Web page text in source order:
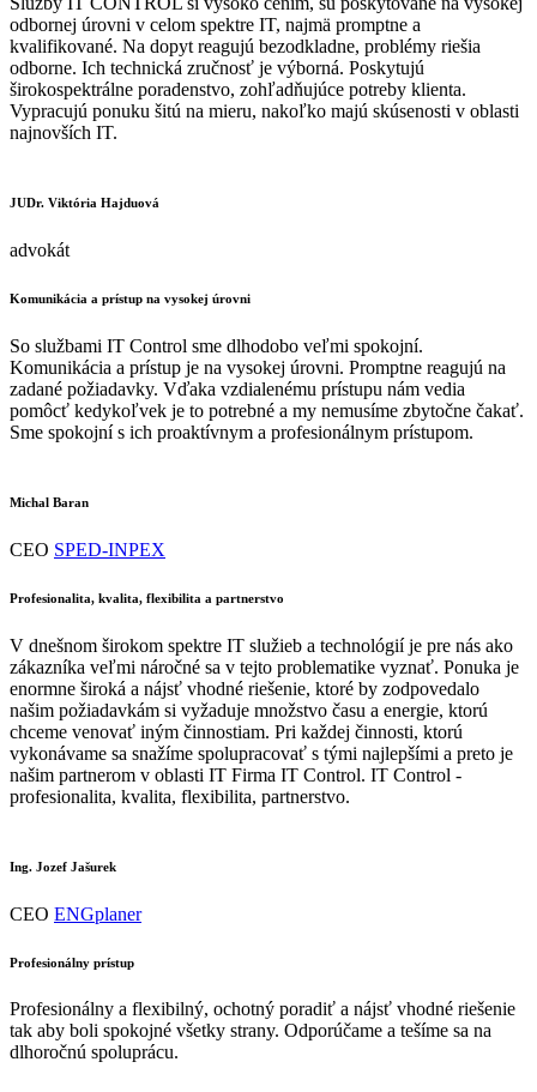
odbornej úrovni v celom spektre IT, najmä promptne a
kvalifikované. Na dopyt reagujú bezodkladne, problémy riešia
odborne. Ich technická zručnosť je výborná. Poskytujú
širokospektrálne poradenstvo, zohľadňujúce potreby klienta.
Vypracujú ponuku šitú na mieru, nakoľko majú skúsenosti v oblasti
najnovších IT.
JUDr. Viktória Hajduová
advokát
Komunikácia a prístup na vysokej úrovni
So službami IT Control sme dlhodobo veľmi spokojní.
Komunikácia a prístup je na vysokej úrovni. Promptne reagujú na
zadané požiadavky. Vďaka vzdialenému prístupu nám vedia
pomôcť kedykoľvek je to potrebné a my nemusíme zbytočne čakať.
Sme spokojní s ich proaktívnym a profesionálnym prístupom.
Michal Baran
CEO SPED-INPEX
Profesionalita, kvalita, flexibilita a partnerstvo
V dnešnom širokom spektre IT služieb a technológií je pre nás ako
zákazníka veľmi náročné sa v tejto problematike vyznať. Ponuka je
enormne široká a nájsť vhodné riešenie, ktoré by zodpovedalo
našim požiadavkám si vyžaduje množstvo času a energie, ktorú
chceme venovať iným činnostiam. Pri každej činnosti, ktorú
vykonávame sa snažíme spolupracovať s tými najlepšími a preto je
našim partnerom v oblasti IT Firma IT Control. IT Control -
profesionalita, kvalita, flexibilita, partnerstvo.
Ing. Jozef Jašurek
CEO ENGplaner
Profesionálny prístup
Profesionálny a flexibilný, ochotný poradiť a nájsť vhodné riešenie
tak aby boli spokojné všetky strany. Odporúčame a tešíme sa na
dlhoročnú spoluprácu.